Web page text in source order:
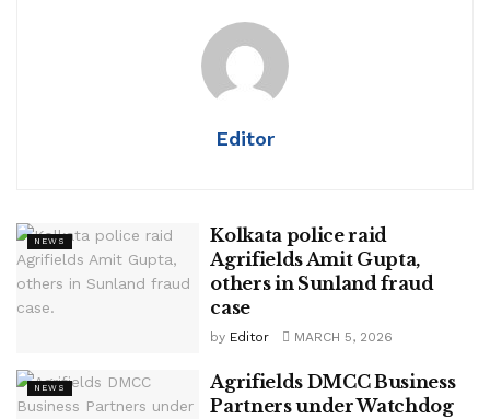
Editor
NEWS
Kolkata police raid
Agrifields Amit Gupta,
others in Sunland fraud
case
by Editor MARCH 5, 2026
NEWS
Agrifields DMCC Business
Partners under Watchdog